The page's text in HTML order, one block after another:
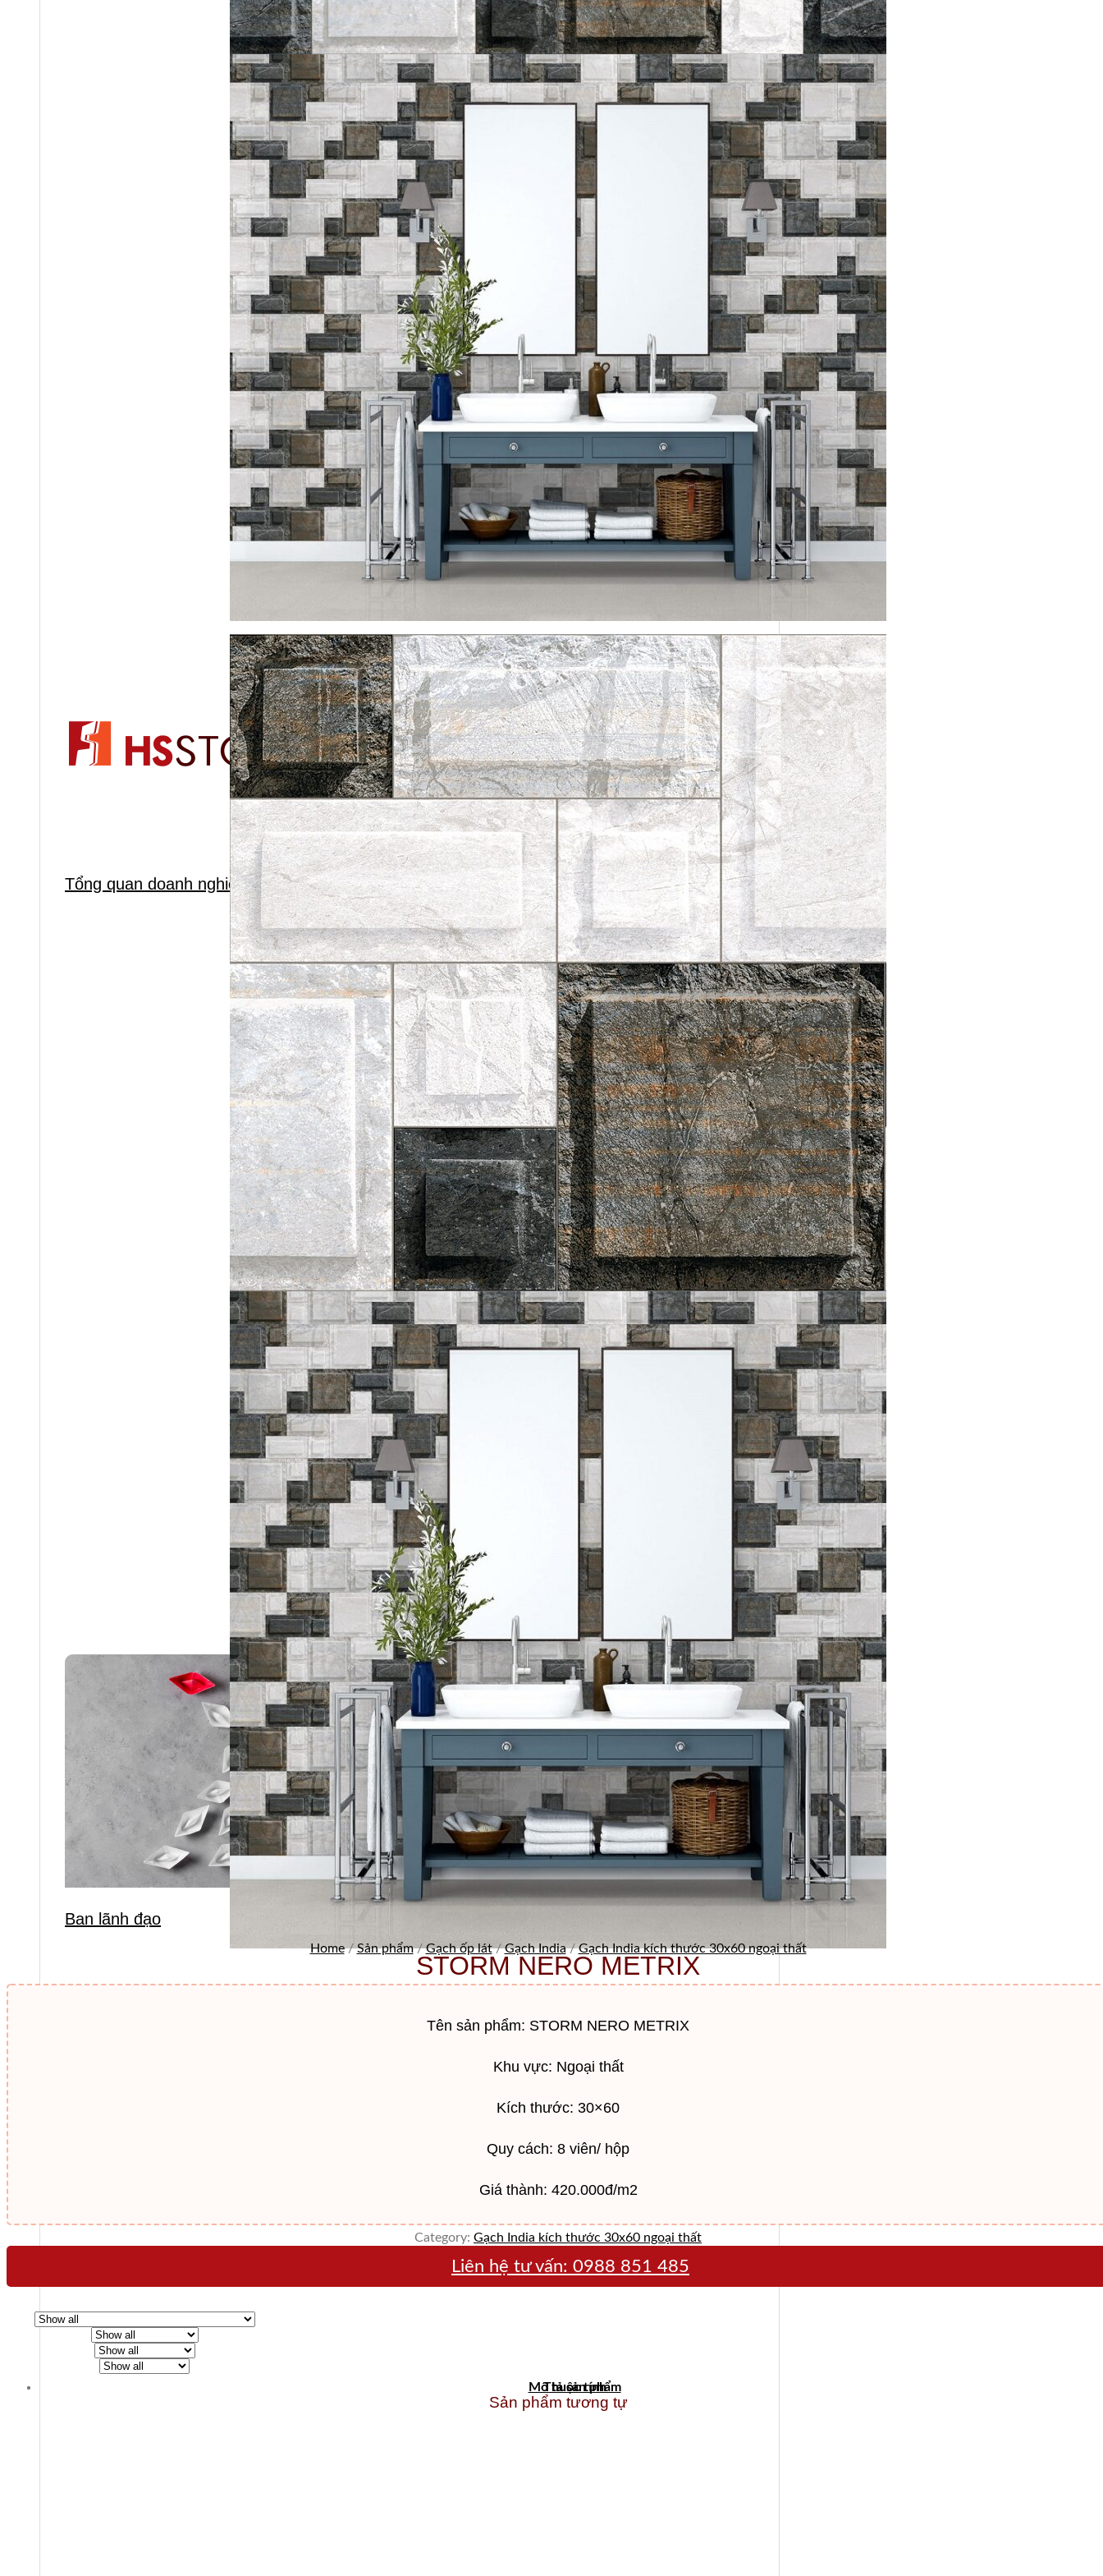
Tổng quan doanh nghiệp
Ban lãnh đạo
Home / Sản phẩm / Gạch ốp lát / Gạch India / Gạch India kích thước 30x60 ngoại thất
STORM NERO METRIX
Tên sản phẩm: STORM NERO METRIX
Khu vực: Ngoại thất
Kích thước: 30×60
Quy cách: 8 viên/ hộp
Giá thành: 420.000đ/m2
Category: Gạch India kích thước 30x60 ngoại thất
Liên hệ tư vấn: 0988 851 485
Mô tả sản phẩm
Thuộc tính
Sản phẩm tương tự